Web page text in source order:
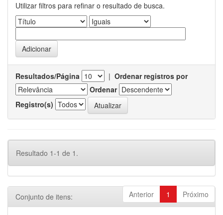
Utilizar filtros para refinar o resultado de busca.
Resultados/Página | Ordenar registros por
Ordenar
Registro(s)
Resultado 1-1 de 1.
Anterior 1 Próximo
Conjunto de itens: